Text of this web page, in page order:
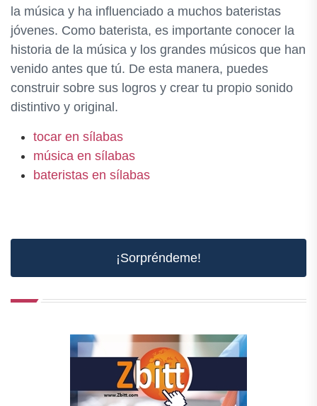
la música y ha influenciado a muchos bateristas
jóvenes. Como baterista, es importante conocer la
historia de la música y los grandes músicos que han
venido antes que tú. De esta manera, puedes
construir sobre sus logros y crear tu propio sonido
distintivo y original.
tocar en sílabas
música en sílabas
bateristas en sílabas
¡Sorpréndeme!